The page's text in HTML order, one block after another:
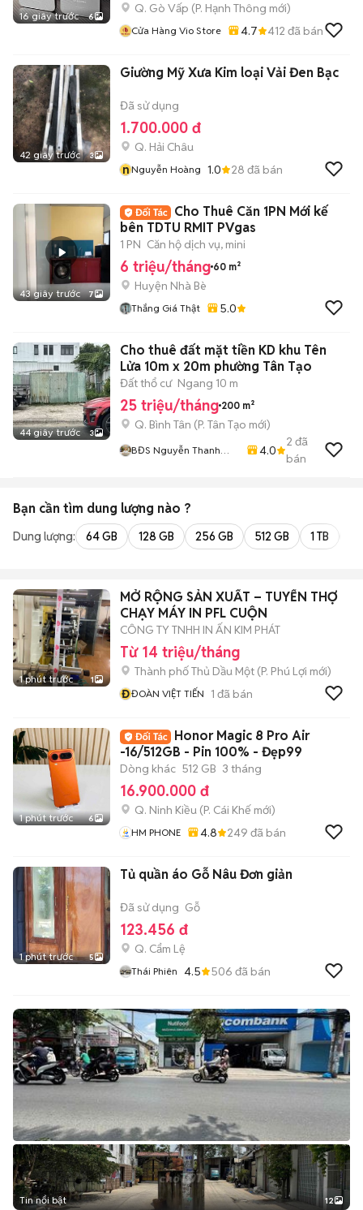
16 giây trước 6
Q. Gò Vấp (P. Hạnh Thông mới)
Cửa Hàng Vio Store 4.7 412 đã bán
42 giây trước 3
Giường Mỹ Xưa Kim loại Vải Đen Bạc
Đã sử dụng
1.700.000 đ
Q. Hải Châu
nNguyễn Hoàng 1.0 28 đã bán
43 giây trước 7
Cho Thuê Căn 1PN Mới kế
bên TDTU RMIT PVgas
1 PN Căn hộ dịch vụ, mini
6 triệu/tháng 60 m²
Huyện Nhà Bè
Thắng Giá Thật 5.0
44 giây trước 3
Cho thuê đất mặt tiền KD khu Tên
Lửa 10m x 20m phường Tân Tạo
Đất thổ cư Ngang 10 m
25 triệu/tháng 200 m²
Q. Bình Tân (P. Tân Tạo mới)
BĐS Nguyễn Thanh
4.0
2 đã
bán
Bạn cần tìm dung lượng nào ?
Dung lượng: 64 GB 128 GB 256 GB 512 GB 1 TB
1 phút trước 1
MỞ RỘNG SẢN XUẤT – TUYỂN THỢ
CHẠY MÁY IN PFL CUỘN
CÔNG TY TNHH IN ẤN KIM PHÁT
Từ 14 triệu/tháng
Thành phố Thủ Dầu Một (P. Phú Lợi mới)
ĐĐOÀN VIỆT TIẾN 1 đã bán
1 phút trước 6
Honor Magic 8 Pro Air
-16/512GB - Pin 100% - Đẹp99
Dòng khác 512 GB 3 tháng
16.900.000 đ
Q. Ninh Kiều (P. Cái Khế mới)
HM PHONE 4.8 249 đã bán
1 phút trước 5
Tủ quần áo Gỗ Nâu Đơn giản
Đã sử dụng Gỗ
123.456 đ
Q. Cẩm Lệ
Thái Phiên 4.5 506 đã bán
Tin nổi bật 12